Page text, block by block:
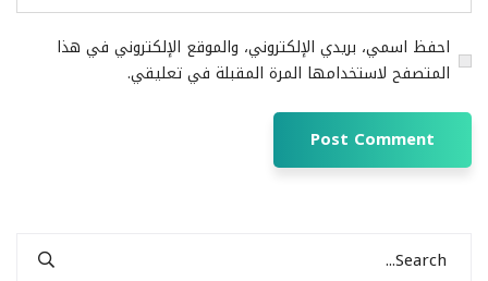
احفظ اسمي، بريدي الإلكتروني، والموقع الإلكتروني في هذا
المتصفح لاستخدامها المرة المقبلة في تعليقي.